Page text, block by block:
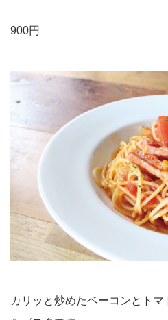
900円
カリッと炒めたベーコンとト